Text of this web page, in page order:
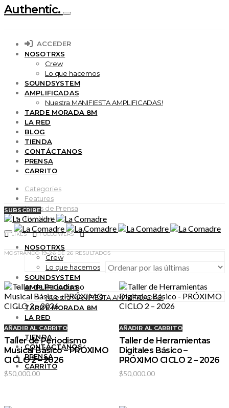
Authentic.
ACCEDER
NOSOTRXS
Crew
Lo que hacemos
SOUNDSYSTEM
AMPLIFICADAS
Nuestra MANIFIESTA AMPLIFICADAS!
TARDE MORADA 8M
LA RED
BLOG
TIENDA
CONTÁCTANOS
PRENSA
CARRITO
Categories
Features
Notas de Prensa
Buy Now
LIKES FOLLOWERS
SUBSCRIBE
NOSOTRXS
Crew
Lo que hacemos
SOUNDSYSTEM
AMPLIFICADAS
Nuestra MANIFIESTA AMPLIFICADAS!
TARDE MORADA 8M
LA RED
BLOG
TIENDA
CONTÁCTANOS
PRENSA
CARRITO
MOSTRANDO 19–26 DE 26 RESULTADOSSORTED
LATEST
AÑADIR AL CARRITO
Taller de Periodismo
Musical Básico – PRÓXIMO
CICLO 2 – 2026
$50,000.00
AÑADIR AL CARRITO
Taller de Herramientas
Digitales Básico –
PRÓXIMO CICLO 2 – 2026
$50,000.00